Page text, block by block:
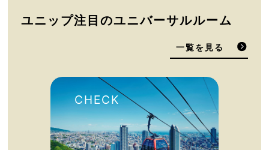
ユニップ注目のユニバーサルルーム
一覧を見る